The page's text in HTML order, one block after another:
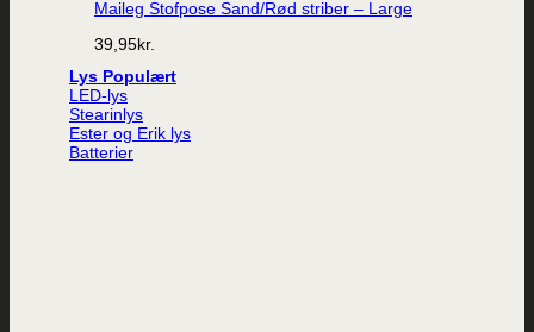
Maileg Stofpose Sand/Rød striber – Large
39,95kr.
Lys
LED-lys
Stearinlys
Ester og Erik lys
Batterier